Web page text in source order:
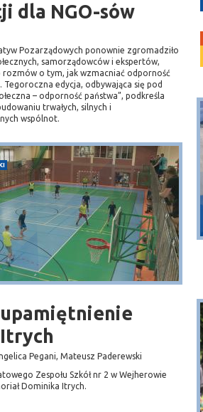
dla NGO-sów
Pozarządowych ponownie zgromadziło
samorządowców i ekspertów,
o tym, jak wzmacniać odporność
Tegoroczna edycja, odbywająca się pod
– odporność państwa”, podkreśla
trwałych, silnych i
wspólnot.
Pegani, Mateusz Paderewski
Zespołu Szkół nr 2 w Wejherowie
Dominika Itrych.